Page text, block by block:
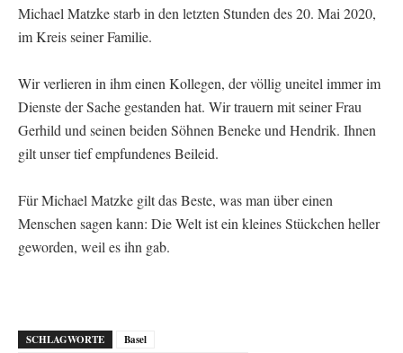
Michael Matzke starb in den letzten Stunden des 20. Mai 2020,
im Kreis seiner Familie.
Wir verlieren in ihm einen Kollegen, der völlig uneitel immer im
Dienste der Sache gestanden hat. Wir trauern mit seiner Frau
Gerhild und seinen beiden Söhnen Beneke und Hendrik. Ihnen
gilt unser tief empfundenes Beileid.
Für Michael Matzke gilt das Beste, was man über einen
Menschen sagen kann: Die Welt ist ein kleines Stückchen heller
geworden, weil es ihn gab.
SCHLAGWORTE
Basel